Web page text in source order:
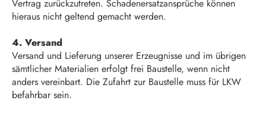
Vertrag zurückzutreten. Schadenersatzansprüche können
hieraus nicht geltend gemacht werden.
4. Versand
Versand und Lieferung unserer Erzeugnisse und im übrigen
sämtlicher Materialien erfolgt frei Baustelle, wenn nicht
anders vereinbart. Die Zufahrt zur Baustelle muss für LKW
befahrbar sein.